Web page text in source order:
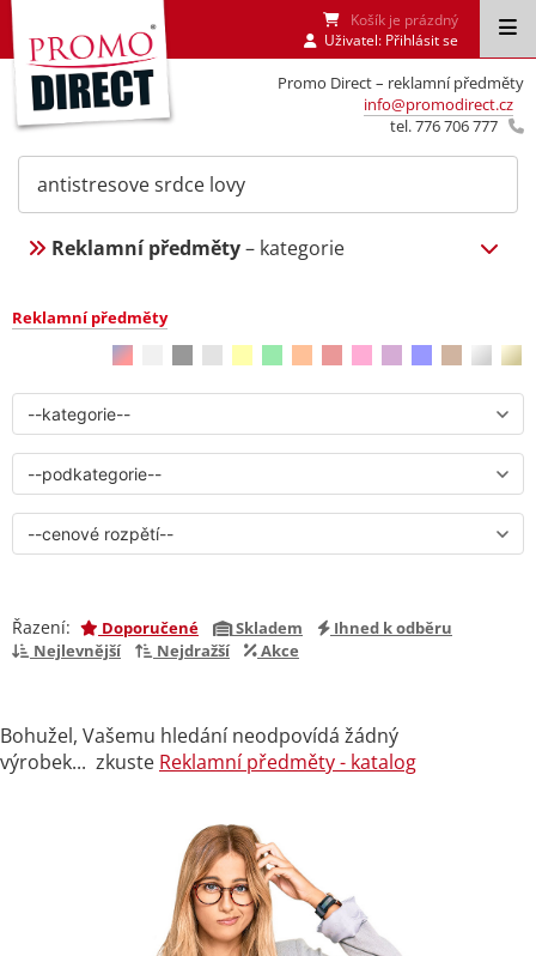
Promo Direct – reklamní předměty
info@promodirect.cz
tel. 776 706 777
Košík je prázdný
Uživatel: Přihlásit se
Reklamní předměty– kategorie
Reklamní předměty
Řazení: Doporučené Skladem
Ihned k odběru
Nejlevnější
Nejdražší Akce
Bohužel, Vašemu hledání neodpovídá žádný
výrobek... zkuste Reklamní předměty - katalog